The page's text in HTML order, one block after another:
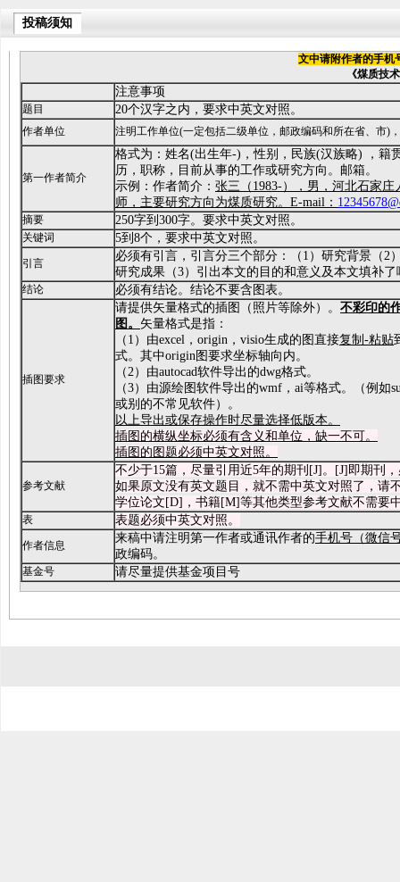
投稿须知
文中请附作者的手机
《煤质技
注意事项
题目 20个汉字之内，要求中英文对照。
作者单位 注明工作单位(一定包括二级单位，邮政编码和所在省、市)
第一作者简介
格式为：姓名(出生年-)，性别，民族(汉族略) ，籍
历，职称，目前从事的工作或研究方向。邮箱。
示例：作者简介： 张三（ 1983-），男，河北石家
师，主要研究方向为煤质研究。E-mail ：
摘要 250字到300字。要求中英文对照。
关键词 5到8个，要求中英文对照。
引言
必须有引言，引言分三个部分：（1）研究背景（2
研究成果（3）引出本文的目的和意义及本文填补了
结论 必须有结论。结论不要含图表。
插图要求
请提供矢量格式的插图（照片等除外）。 不彩印的
图。 矢量格式是指：
（1）由excel，origin，visio生成的图直接复制 -粘贴
式。其中origin图要求坐标轴向内。
（2）由autocad软件导出的dwg格式。
（3）由源绘图软件导出的wmf，ai等格式。（例如
或别的不常见软件）。
以上导出或保存操作时尽量选择低版本。
插图的横纵坐标必须有含义和单位，缺一不可。
插图的图题必须中英文对照。
参考文献
不少于15篇，尽量引用近5年的期刊[J]。[J]即期刊
如果原文没有英文题目，就不需中英文对照了，请
学位论文[D]，书籍[M]等其他类型参考文献不需要
表 表题必须中英文对照。
作者信息
来稿中请注明第一作者或通讯作者的手机号（微信
政编码。
基金号 请尽量提供基金项目号